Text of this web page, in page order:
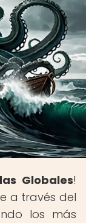
Globales!
a través del
los más